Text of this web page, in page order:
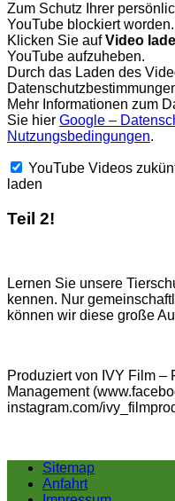
Zum Schutz Ihrer
YouTube blockiert worden.
Klicken Sie aufVideo
YouTube aufzuheben.
Durch das Laden des
Mehr Informationen zum
Sie hier Google –
Nutzungsbedingungen.
YouTube Videos
laden
Teil 2!
Lernen Sie unsere
kennen. Nur
können wir diese große
Produziert von IVY Film –
Management
instagram.com/
Sitemap
Anfahrt